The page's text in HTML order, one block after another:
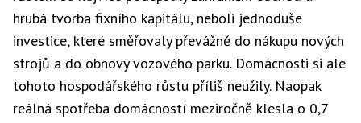
hrubá tvorba fixního kapitálu, neboli jednoduše
investice, které směřovaly převážně do nákupu nových
strojů a do obnovy vozového parku. Domácnosti si ale
tohoto hospodářského růstu příliš neužily. Naopak
reálná spotřeba domácností meziročně klesla o 0,7